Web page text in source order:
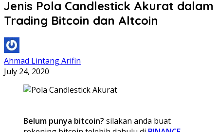
Jenis Pola Candlestick Akurat dalam
Trading Bitcoin dan Altcoin
Ahmad Lintang Arifin
July 24, 2020
Belum punya bitcoin? silakan anda buat